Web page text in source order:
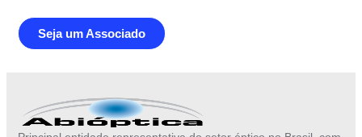
Seja um Associado